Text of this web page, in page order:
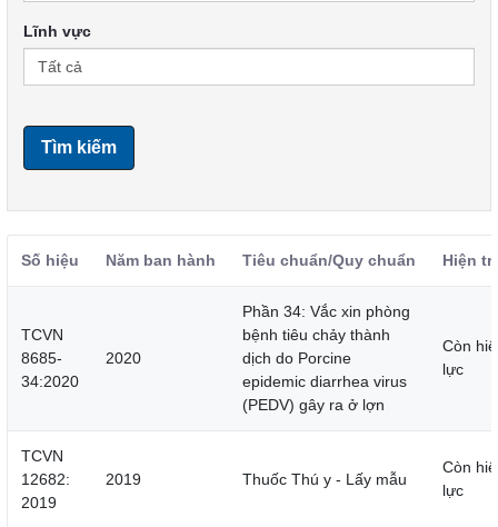
Lĩnh vực
Tìm kiếm
Số hiệu Năm ban hành Tiêu chuẩn/Quy chuẩn Hiện
TCVN
8685-
34:2020
2020
Phần 34: Vắc xin phòng
bệnh tiêu chảy thành
dịch do Porcine
epidemic diarrhea virus
(PEDV) gây ra ở lợn
Còn
lực
TCVN
12682:
2019
2019 Thuốc Thú y - Lấy mẫu
Còn
lực